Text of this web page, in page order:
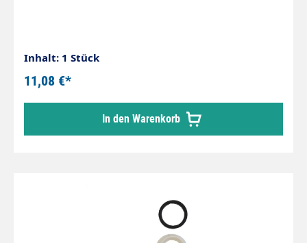
Inhalt: 1 Stück
11,08 €*
In den Warenkorb